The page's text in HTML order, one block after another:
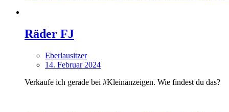
Räder FJ
Eberlausitzer
14. Februar 2024
Verkaufe ich gerade bei #Kleinanzeigen. Wie findest du das?